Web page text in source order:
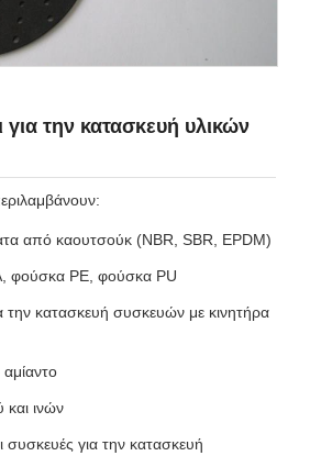
για την κατασκευή υλικών
από καουτσούκ (NBR, SBR, EPDM)
φούσκα PE, φούσκα PU
την κατασκευή συσκευών με κινητήρα
και ινών
συσκευές για την κατασκευή